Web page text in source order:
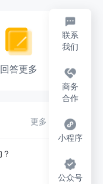
回答更多
更多
联系
我们
商务
合作
小程序
公众号